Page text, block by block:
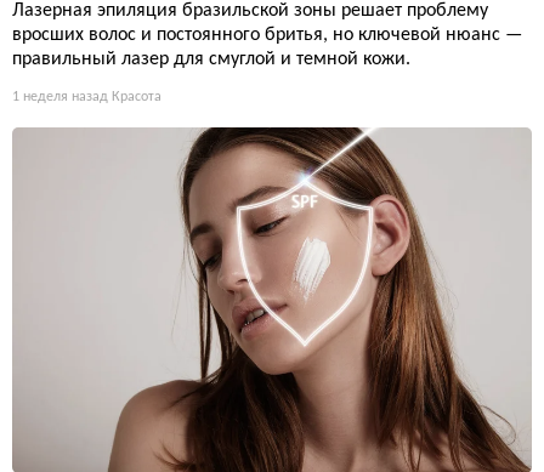
Лазерная эпиляция бразильской зоны решает проблему
вросших волос и постоянного бритья, но ключевой нюанс —
правильный лазер для смуглой и темной кожи.
1 неделя назад Красота